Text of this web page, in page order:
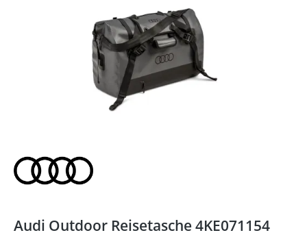
Audi Outdoor Reisetasche 4KE071154